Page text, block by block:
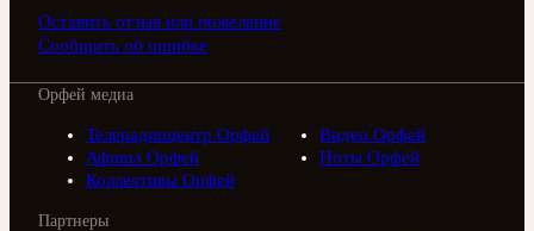
Оставить отзыв или пожелание
Сообщить об ошибке
Орфей медиа
Телерадиоцентр Орфей
Видео Орфей
Афиша Орфей
Ноты Орфей
Коллективы Орфей
Партнеры